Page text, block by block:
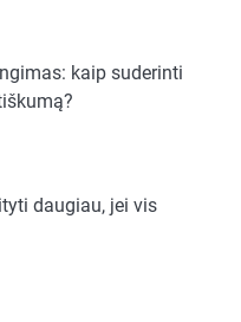
kaip suderinti
daugiau, jei vis